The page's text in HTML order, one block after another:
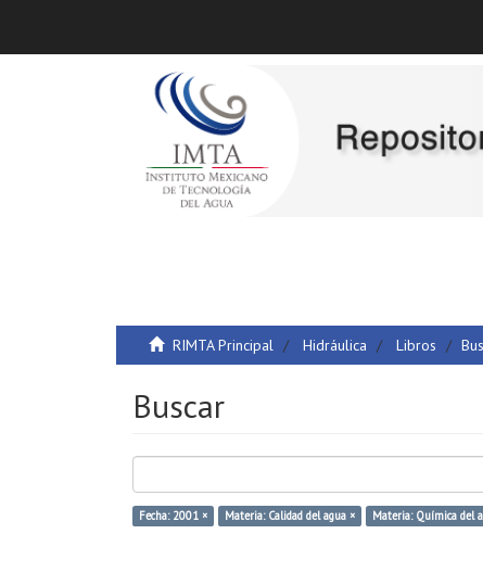
RIMTA Principal Hidráulica Libros
Buscar
Fecha: 2001 × Materia: Calidad del agua × Materia: Química del